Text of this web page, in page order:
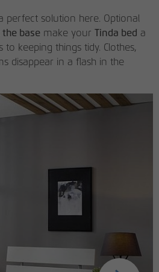
perfect solution here. Optional
base make your Tinda bed a
keeping things tidy. Clothes,
disappear in a flash in the